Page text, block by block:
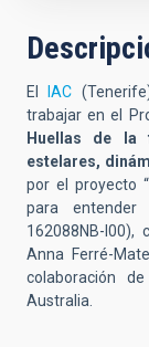
El IAC
trabajar en el
Huellas de la
estelares,
por el proyecto
para entender
162088NB-I00),
Anna Ferré-
colaboración
Australia.